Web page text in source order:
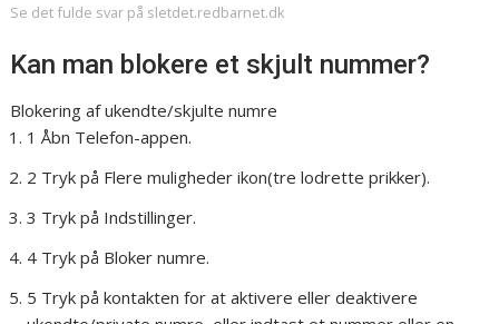
Se det fulde svar på sletdet.redbarnet.dk
Kan man blokere et skjult nummer?
Blokering af ukendte/skjulte numre
1 Åbn Telefon-appen.
2 Tryk på Flere muligheder ikon(tre lodrette prikker).
3 Tryk på Indstillinger.
4 Tryk på Bloker numre.
5 Tryk på kontakten for at aktivere eller deaktivere